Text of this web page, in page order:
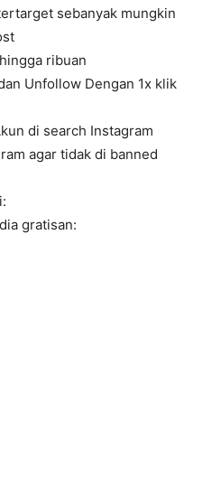
sebanyak mungkin
ribuan
Unfollow Dengan 1x klik
di search Instagram
agar tidak di banned
gratisan: